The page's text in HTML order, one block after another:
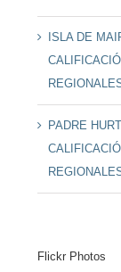
ISLA DE
PADRE
Flickr Photos